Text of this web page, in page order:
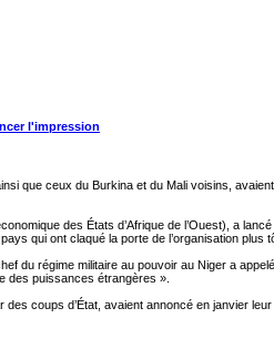
l'impression
que ceux du Burkina et du Mali voisins,
des États d’Afrique de l’Ouest), a
qui ont claqué la porte de l’organisation plus
du régime militaire au pouvoir au Niger a
des puissances étrangères ».
coups d’État, avaient annoncé en janvier